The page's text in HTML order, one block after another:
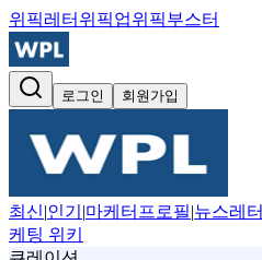
위픽레터 위픽업위픽부스터
로그인 회원가입
최신|인기 |마케터프로필|뉴스레터
케팅 위키